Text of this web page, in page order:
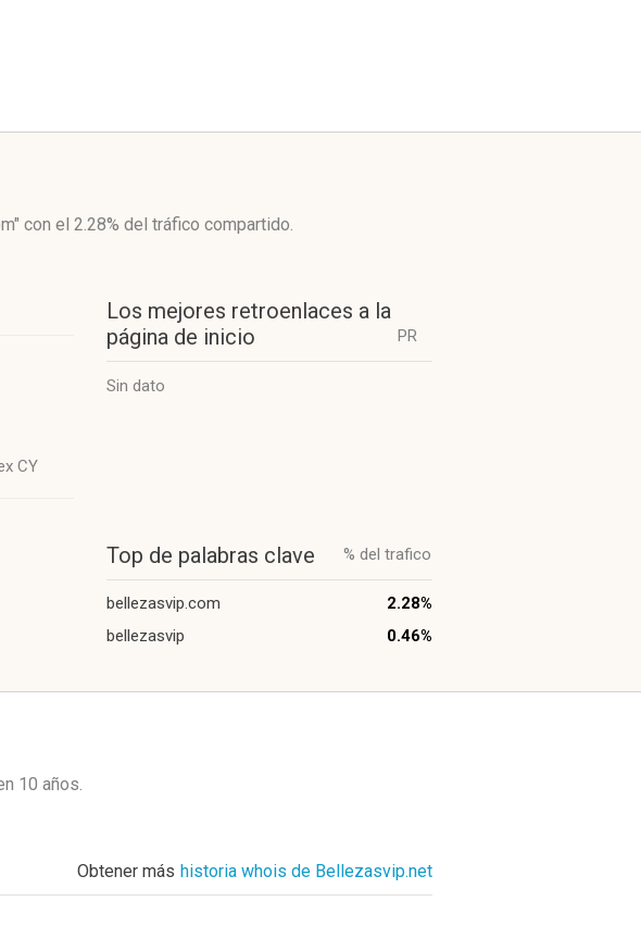
con el 2.28% del tráfico compartido.
CY
Los mejores retroenlaces a la
página de inicio
PR
Sin dato
Top de palabras clave % del trafico
bellezasvip.com
2.28%
bellezasvip
0.46%
10 años.
Obtener más historia whois de Bellezasvip.net